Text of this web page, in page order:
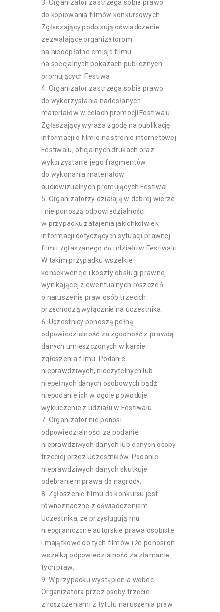
Organizator zastrzega sobie prawo
do kopiowania filmów konkursowych.
Zgłaszający podpisują oświadczenie
zezwalające organizatorom
na nieodpłatne emisje filmu
na specjalnych pokazach publicznych
promujących Festiwal.
Organizator zastrzega sobie prawo
do wykorzystania nadesłanych
materiałów w celach promocji Festiwalu.
Zgłaszający wyraża zgodę na publikację
informacji o filmie na stronie internetowej
Festiwalu, oficjalnych drukach oraz
wykorzystanie jego fragmentów
do wykonania materiałów
audiowizualnych promujących Festiwal.
Organizatorzy działają w dobrej wierze
i nie ponoszą odpowiedzialności
w przypadku zatajenia jakichkolwiek
informacji dotyczących sytuacji prawnej
filmu zgłaszanego do udziału w Festiwalu.
W takim przypadku wszelkie
konsekwencje i koszty obsługi prawnej
wynikającej z ewentualnych roszczeń
o naruszenie praw osób trzecich
przechodzą wyłącznie na uczestnika.
Uczestnicy ponoszą pełną
odpowiedzialność za zgodność z prawdą
danych umieszczonych w karcie
zgłoszenia filmu. Podanie
nieprawdziwych, nieczytelnych lub
niepełnych danych osobowych bądź
niepodanie ich w ogóle powoduje
wykluczenie z udziału w Festiwalu.
Organizator nie ponosi
odpowiedzialności za podanie
nieprawdziwych danych lub danych osoby
trzeciej przez Uczestników. Podanie
nieprawdziwych danych skutkuje
odebraniem prawa do nagrody.
Zgłoszenie filmu do konkursu jest
równoznaczne z oświadczeniem
Uczestnika, że przysługują mu
nieograniczone autorskie prawa osobiste
i majątkowe do tych filmów i że ponosi on
wszelką odpowiedzialność za złamanie
tych praw.
W przypadku wystąpienia wobec
Organizatora przez osoby trzecie
z roszczeniami z tytułu naruszenia praw